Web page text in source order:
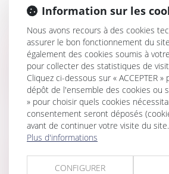
Historique
Vente sur Internet : la protection du
renforcée
Modifications temporaires de
d’étiquetage liées à la crise en Ukraine
Information précontractuelle dans
: un lien hypertexte peut suffire !
Prêts libellés en devise étrangère :
Actes de commerce et protection
appréciation souveraine
Information sur les
Nous avons recours à des cookies
assurer le bon fonctionnement du
également des cookies soumis à
pour collecter des statistiques de
Cliquez ci-dessous sur « ACCEPTER
dépôt de l'ensemble des cookies ou
» pour choisir quels cookies
consentement seront déposés
avant de continuer votre visite du site.
Plus d'informations
CONFIGURER